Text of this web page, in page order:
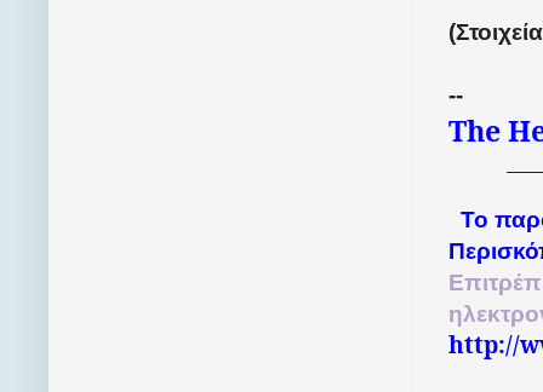
(
--
The
Το
http://